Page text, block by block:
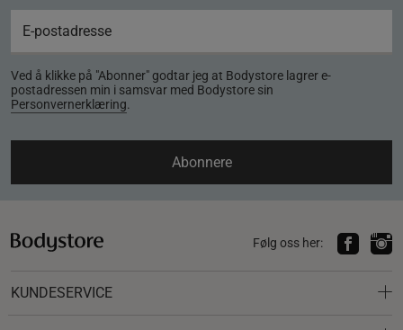
Ved å klikke på "Abonner" godtar jeg at Bodystore lagrer e-
postadressen min i samsvar med Bodystore sin
Personvernerklæring.
Abonnere
Følg oss her:
KUNDESERVICE